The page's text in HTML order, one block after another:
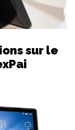
sur le